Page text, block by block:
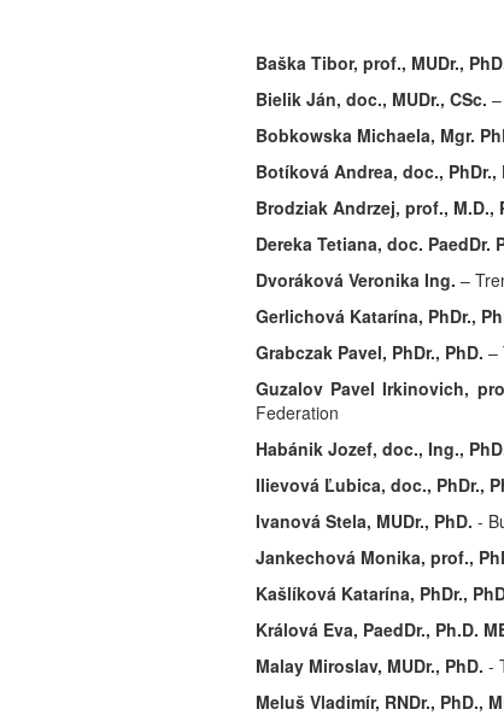
Baška Tibor, prof., MUDr.,
Bielik Ján, doc., MUDr., CSc.
Bobkowska Michaela, Mgr.
Botíková Andrea, doc., PhDr.,
Brodziak Andrzej, prof., M.D.,
Dereka Tetiana, doc. PaedDr.
Dvoráková Veronika Ing. –
Gerlichová Katarína, PhDr.,
Grabczak Pavel, PhDr., PhD. –
Guzalov Pavel Irkinovich,
Federation
Habánik Jozef, doc., Ing.,
Ilievová Ľubica, doc., PhDr.,
Ivanová Stela, MUDr., PhD. -
Jankechová Monika, prof.,
Kašlíková Katarína, PhDr.,
Králová Eva, PaedDr., Ph.D.
Malay Miroslav, MUDr., PhD. -
Meluš Vladimír, RNDr., PhD.,